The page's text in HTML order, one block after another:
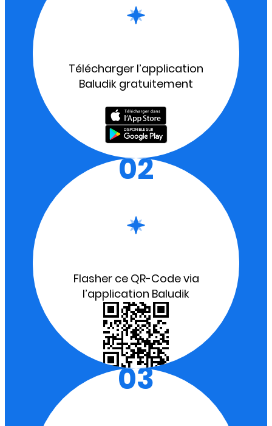
Télécharger l’application
Baludik gratuitement
02
Flasher ce QR-Code via
l’application Baludik
03